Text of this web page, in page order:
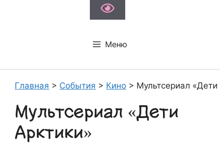
Меню
Главная > События > Кино > Мультсериал «Дети
Мультсериал «Дети
Арктики»